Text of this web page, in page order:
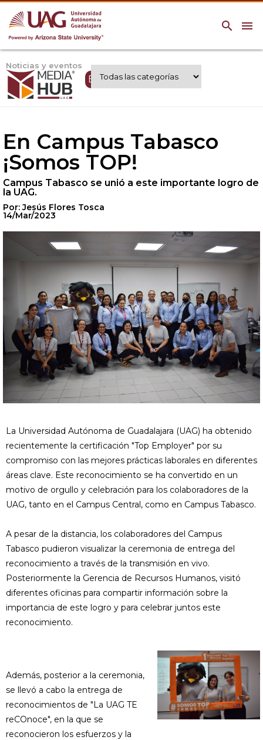
menu
search
Noticias y eventos
Expertos UAG
En Campus Tabasco
¡Somos TOP!
Campus Tabasco se unió a este importante logro de
la UAG.
Por: Jesús Flores Tosca
14/Mar/2023
La Universidad Autónoma de Guadalajara (UAG) ha obtenido
recientemente la certificación "Top Employer" por su
compromiso con las mejores prácticas laborales en diferentes
áreas clave. Este reconocimiento se ha convertido en un
motivo de orgullo y celebración para los colaboradores de la
UAG, tanto en el Campus Central, como en Campus Tabasco.
A pesar de la distancia, los colaboradores del Campus
Tabasco pudieron visualizar la ceremonia de entrega del
reconocimiento a través de la transmisión en vivo.
Posteriormente la Gerencia de Recursos Humanos, visitó
diferentes oficinas para compartir información sobre la
importancia de este logro y para celebrar juntos este
reconocimiento.
Además, posterior a la ceremonia,
se llevó a cabo la entrega de
reconocimientos de "La UAG TE
reCOnoce", en la que se
reconocieron los esfuerzos y la